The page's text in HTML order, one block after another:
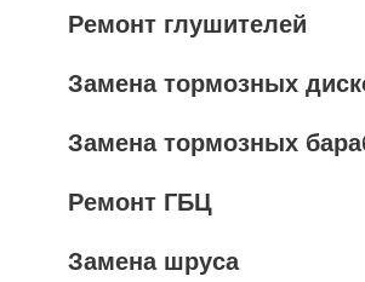
Ремонт глушителей
Замена тормозных
Замена тормозных
Ремонт ГБЦ
Замена шруса